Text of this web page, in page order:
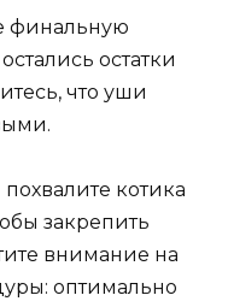
финальную
остатки
что уши
котика
закрепить
внимание на
оптимально